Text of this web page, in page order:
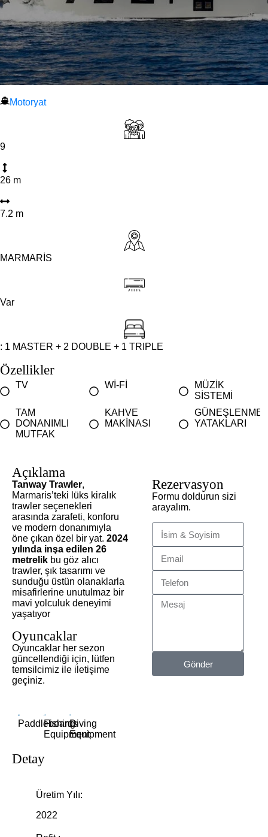
Motoryat
9
26 m
7.2 m
MARMARİS
Var
: 1 MASTER + 2 DOUBLE + 1 TRIPLE
Özellikler
TV Wİ-Fİ
MÜZİK
SİSTEMİ
TAM
DONANIMLI
MUTFAK
KAHVE
MAKİNASI
GÜNEŞLENME
YATAKLARI
Açıklama
Tanway Trawler,
Marmaris’teki lüks kiralık
trawler seçenekleri
arasında zarafeti, konforu
ve modern donanımıyla
öne çıkan özel bir yat. 2024
yılında inşa edilen 26
metrelik bu göz alıcı
trawler, şık tasarımı ve
sunduğu üstün olanaklarla
misafirlerine unutulmaz bir
mavi yolculuk deneyimi
yaşatıyor
Oyuncaklar
Oyuncaklar her sezon
güncellendiği için, lütfen
temsilcimiz ile iletişime
geçiniz.
Paddleboards
Fishing
Equipment
Diving
Equipment
Detay
Üretim Yılı:
2022
Rezervasyon
Formu doldurun sizi
arayalım.
Gönder